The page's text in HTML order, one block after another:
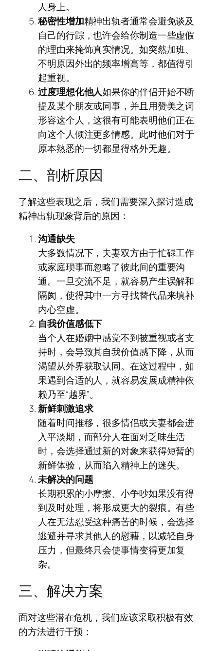
人身上。
秘密性增加精神出轨者通常会避免谈及
自己的行踪，也许会给你制造一些虚假
的理由来掩饰真实情况。如突然加班、
不明原因外出的频率增高等，都值得引
起重视。
过度理想化他人如果你的伴侣开始不断
提及某个朋友或同事，并且用赞美之词
形容这个人，这很有可能表明他们正在
向这个人倾注更多情感。此时他们对于
原本熟悉的一切都显得格外无趣。
二、剖析原因
了解这些表现之后，我们需要深入探讨造成
精神出轨现象背后的原因：
沟通缺失
大多数情况下，夫妻双方由于忙碌工作
或家庭琐事而忽略了彼此间的重要沟
通。一旦交流不足，就容易产生误解和
隔阂，使得其中一方寻找替代品来填补
内心空虚。
自我价值感低下
当个人在婚姻中感觉不到被重视或者支
持时，会导致其自我价值感下降，从而
渴望从外界获取认同。在这过程中，如
果遇到合适的人，就容易发展成精神依
赖乃至“越界”。
新鲜刺激追求
随着时间推移，很多情侣或夫妻都会进
入平淡期，而部分人在面对乏味生活
时，会选择通过新的对象来获得短暂的
新鲜体验，从而陷入精神上的迷失。
未解决的问题
长期积累的小摩擦、小争吵如果没有得
到及时处理，将形成更大的裂痕。有些
人在无法忍受这种痛苦的时候，会选择
逃避并寻求其他人的慰藉，以减轻自身
压力，但最终只会使事情变得更加复
杂。
三、解决方案
面对这些潜在危机，我们应该采取积极有效
的方法进行干预：